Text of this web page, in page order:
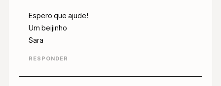
Espero que ajude!
Um beijinho
Sara
RESPONDER